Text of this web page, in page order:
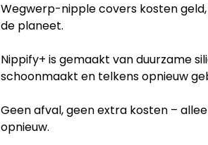
Wegwerp-nipple covers kosten
de planeet.
Nippify+ is gemaakt van duurzame
schoonmaakt en telkens opnieuw
Geen afval, geen extra kosten –
opnieuw.